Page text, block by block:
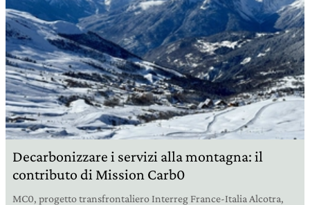
Decarbonizzare i servizi alla montagna: il
contributo di Mission Carb0
MC0, progetto transfrontaliero Interreg France-Italia Alcotra,